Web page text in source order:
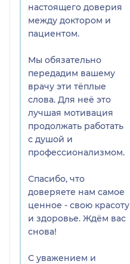
настоящего доверия
между доктором и
пациентом.
Мы обязательно
передадим вашему
врачу эти тёплые
слова. Для неё это
лучшая мотивация
продолжать работать
с душой и
профессионализмом.
Спасибо, что
доверяете нам самое
ценное - свою красоту
и здоровье. Ждём вас
снова!
С уважением и